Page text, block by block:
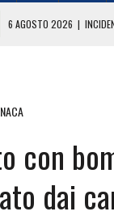
6 AGOSTO 2026 |
|
con
dai